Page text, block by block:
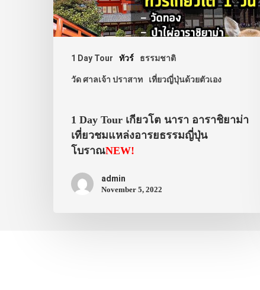
1 Day Tour ทัวร์ ธรรมชาติ
วัด ศาลเจ้า ปราสาท เที่ยวญี่ปุ่นด้วยตัวเอง
1 Day Tour เกียวโต นารา อาราชิยาม่า
เที่ยวชมแหล่งอารยธรรมญี่ปุ่น
โบราณNEW!
admin
November 5, 2022